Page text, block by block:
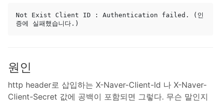
Not Exist Client ID : Authentication failed. (인
원인
http header로 삽입하는 X-Naver-Client-Id 나 X-Naver-
Client-Secret 값에 공백이 포함되면 그렇다. 무슨 말인지